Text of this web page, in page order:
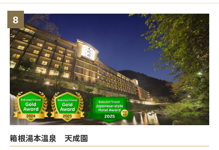
8
箱根湯本温泉 天成園